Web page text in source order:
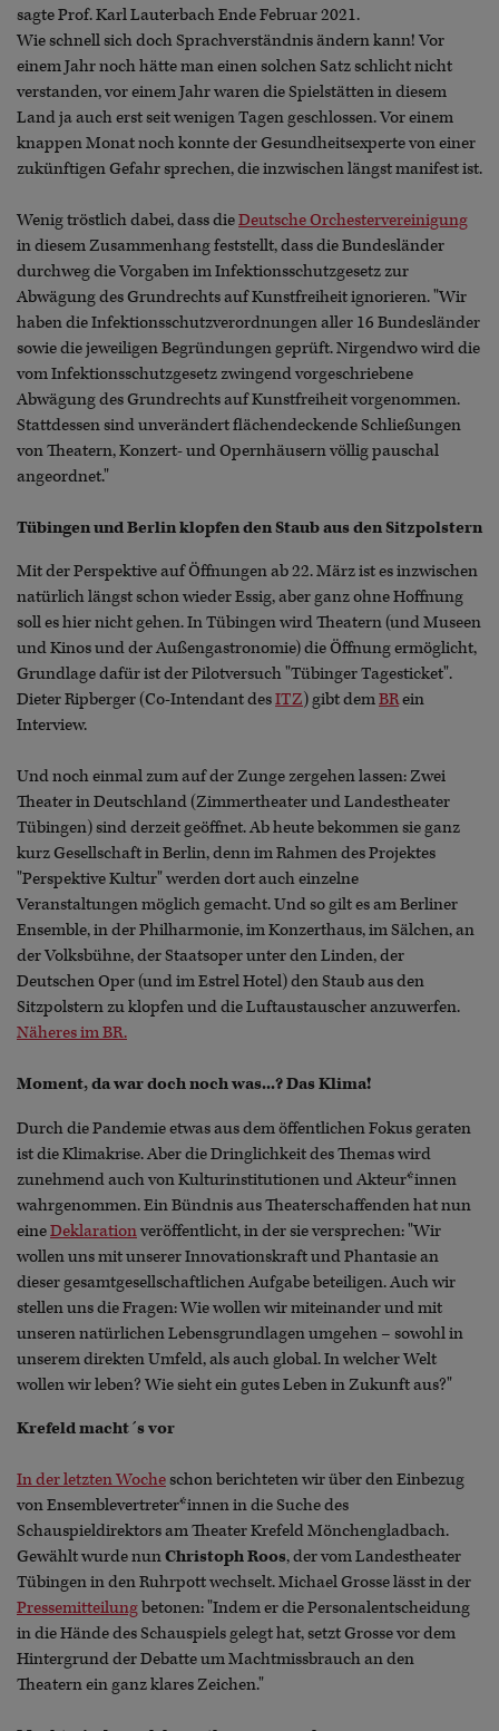
sagte Prof. Karl Lauterbach Ende Februar 2021.
Wie schnell sich doch Sprachverständnis ändern kann! Vor
einem Jahr noch hätte man einen solchen Satz schlicht nicht
verstanden, vor einem Jahr waren die Spielstätten in diesem
Land ja auch erst seit wenigen Tagen geschlossen. Vor einem
knappen Monat noch konnte der Gesundheitsexperte von einer
zukünftigen Gefahr sprechen, die inzwischen längst manifest ist.
Wenig tröstlich dabei, dass dieDeutsche Orchestervereinigung
in diesem Zusammenhang feststellt, dass die Bundesländer
durchweg die Vorgaben im Infektionsschutzgesetz zur
Abwägung des Grundrechts auf Kunstfreiheit ignorieren. "Wir
haben die Infektionsschutzverordnungen aller 16 Bundesländer
sowie die jeweiligen Begründungen geprüft. Nirgendwo wird die
vom Infektionsschutzgesetz zwingend vorgeschriebene
Abwägung des Grundrechts auf Kunstfreiheit vorgenommen.
Stattdessen sind unverändert flächendeckende Schließungen
von Theatern, Konzert- und Opernhäusern völlig pauschal
angeordnet."
Tübingen und Berlin klopfen den Staub aus den Sitzpolstern
Mit der Perspektive auf Öffnungen ab 22. März ist es inzwischen
natürlich längst schon wieder Essig, aber ganz ohne Hoffnung
soll es hier nicht gehen. In Tübingen wird Theatern (und Museen
und Kinos und der Außengastronomie) die Öffnung ermöglicht,
Grundlage dafür ist der Pilotversuch "Tübinger Tagesticket".
Dieter Ripberger (Co-Intendant desITZ) gibt demBRein
Interview.
Und noch einmal zum auf der Zunge zergehen lassen: Zwei
Theater in Deutschland (Zimmertheater und Landestheater
Tübingen) sind derzeit geöffnet. Ab heute bekommen sie ganz
kurz Gesellschaft in Berlin, denn im Rahmen des Projektes
"Perspektive Kultur" werden dort auch einzelne
Veranstaltungen möglich gemacht. Und so gilt es am Berliner
Ensemble, in der Philharmonie, im Konzerthaus, im Sälchen, an
der Volksbühne, der Staatsoper unter den Linden, der
Deutschen Oper (und im Estrel Hotel) den Staub aus den
Sitzpolstern zu klopfen und die Luftaustauscher anzuwerfen.
Näheres im BR.
Moment, da war doch noch was...? Das Klima!
Durch die Pandemie etwas aus dem öffentlichen Fokus geraten
ist die Klimakrise. Aber die Dringlichkeit des Themas wird
zunehmend auch von Kulturinstitutionen und Akteur*innen
wahrgenommen. Ein Bündnis aus Theaterschaffenden hat nun
eineDeklarationveröffentlicht, in der sie versprechen: "Wir
wollen uns mit unserer Innovationskraft und Phantasie an
dieser gesamtgesellschaftlichen Aufgabe beteiligen. Auch wir
stellen uns die Fragen: Wie wollen wir miteinander und mit
unseren natürlichen Lebensgrundlagen umgehen – sowohl in
unserem direkten Umfeld, als auch global. In welcher Welt
wollen wir leben? Wie sieht ein gutes Leben in Zukunft aus?"
Krefeld macht´s vor
In der letzten Wocheschon berichteten wir über den Einbezug
von Ensemblevertreter*innen in die Suche des
Schauspieldirektors am Theater Krefeld Mönchengladbach.
Gewählt wurde nunChristoph Roos, der vom Landestheater
Tübingen in den Ruhrpott wechselt. Michael Grosse lässt in der
Pressemitteilungbetonen: "Indem er die Personalentscheidung
in die Hände des Schauspiels gelegt hat, setzt Grosse vor dem
Hintergrund der Debatte um Machtmissbrauch an den
Theatern ein ganz klares Zeichen."